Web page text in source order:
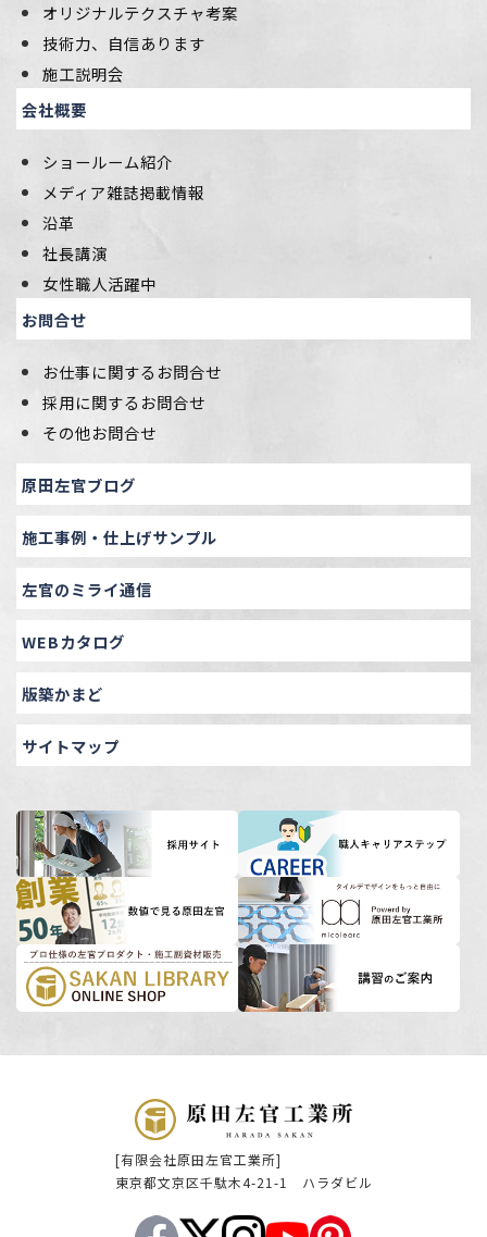
オリジナルテクスチャ考案
技術力、自信あります
施工説明会
会社概要
ショールーム紹介
メディア雑誌掲載情報
沿革
社長講演
女性職人活躍中
お問合せ
お仕事に関するお問合せ
採用に関するお問合せ
その他お問合せ
原田左官ブログ
施工事例・仕上げサンプル
左官のミライ通信
WEBカタログ
版築かまど
サイトマップ
[有限会社原田左官工業所]
東京都文京区千駄木4-21-1 ハラダビル